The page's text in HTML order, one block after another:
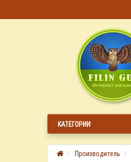
КАТЕГОРИИ
Производитель